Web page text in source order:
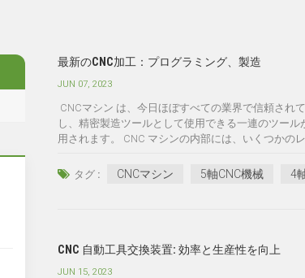
最新のCNC加工：プログラミング、製造
JUN 07, 2023
CNCマシン は、今日ほぼすべての業界で信頼され
し、精密製造ツールとして使用できる一連のツー
用されます。 CNC マシンの内部には、いくつかのレ
タグ : CNCマシン 5軸CNC機械 4
CNC 自動工具交換装置: 効率と生産性を向上
JUN 15, 2023